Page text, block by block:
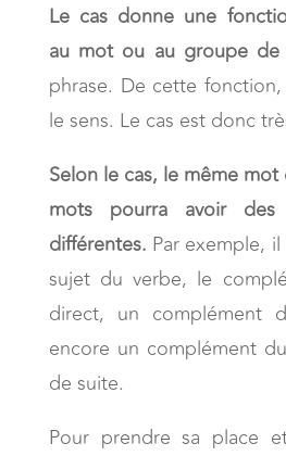
Le cas donne une
au mot ou au groupe de
phrase. De cette
le sens. Le cas est donc
Selon le cas, le même
mots pourra avoir des
différentes. Par exemple,
sujet du verbe, le
direct, un complément
encore un complément
de suite.
Pour prendre sa place